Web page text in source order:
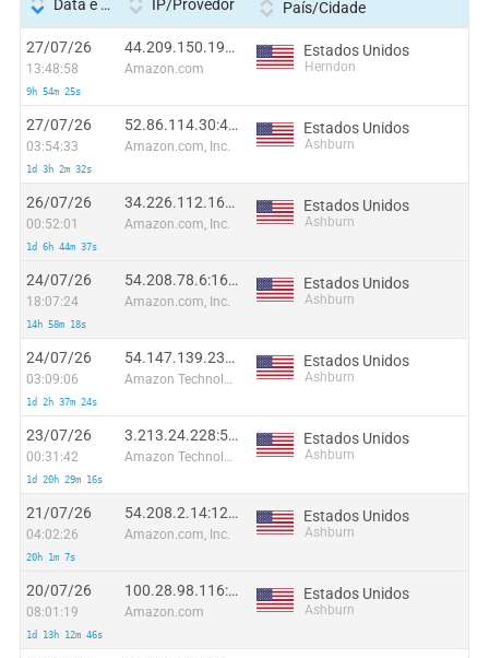
Data e hora IP/Provedor País/Cidade
27/07/26
13:48:58
9h 54m 25s
44.209.150.194:33719
Amazon.com
Estados Unidos
Herndon
27/07/26
03:54:33
1d 3h 2m 32s
52.86.114.30:49448
Amazon.com, Inc.
Estados Unidos
Ashburn
26/07/26
00:52:01
1d 6h 44m 37s
34.226.112.166:27862
Amazon.com, Inc.
Estados Unidos
Ashburn
24/07/26
18:07:24
14h 58m 18s
54.208.78.6:16723
Amazon.com, Inc.
Estados Unidos
Ashburn
24/07/26
03:09:06
1d 2h 37m 24s
54.147.139.231:46809
Amazon Technologies Inc.
Estados Unidos
Ashburn
23/07/26
00:31:42
1d 20h 29m 16s
3.213.24.228:52031
Amazon Technologies Inc.
Estados Unidos
Ashburn
21/07/26
04:02:26
20h 1m 7s
54.208.2.14:12368
Amazon.com, Inc.
Estados Unidos
Ashburn
20/07/26
08:01:19
1d 13h 12m 46s
100.28.98.116:54518
Amazon.com
Estados Unidos
Ashburn